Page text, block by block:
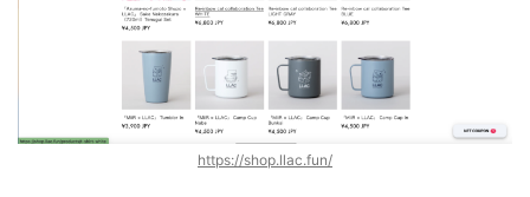
https://shop.llac.fun/